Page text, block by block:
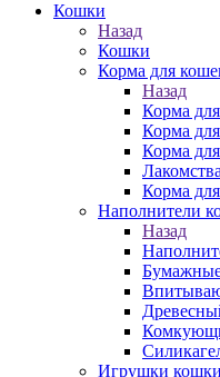
Кошки
Назад
Кошки
Корма для
Назад
Корма
Корма
Корма
Корма
Наполнители
Назад
Игрушки кошки